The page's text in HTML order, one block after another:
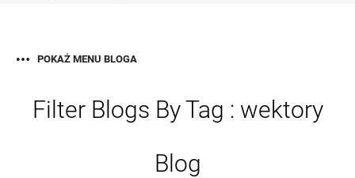
POKAŻ MENU BLOGA
Filter Blogs By Tag : wektory
Blog